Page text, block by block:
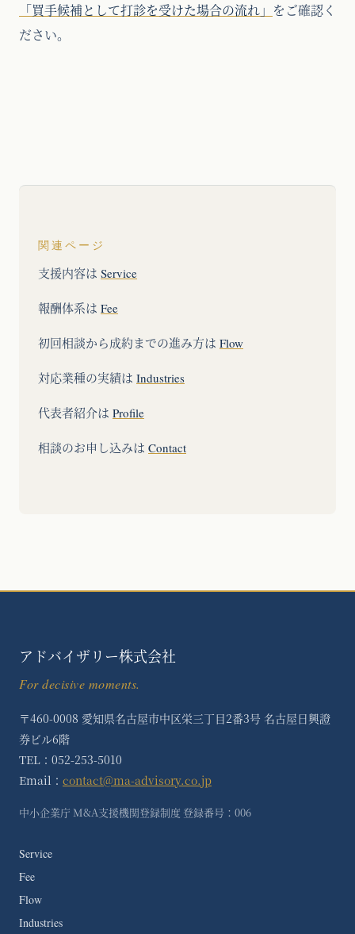
「買手候補として打診を受けた場合の流れ」 をご確認く
ださい。
関連ページ
支援内容は Service
報酬体系は Fee
初回相談から成約までの進み方は Flow
対応業種の実績は Industries
代表者紹介は Profile
相談のお申し込みは Contact
アドバイザリー株式会社
For decisive moments.
〒460-0008 愛知県名古屋市中区栄三丁目2番3号 名古屋日興證
券ビル6階
TEL：052-253-5010
Email： contact@ma-advisory.co.jp
中小企業庁 M&A支援機関登録制度 登録番号：006
Service
Fee
Flow
Industries